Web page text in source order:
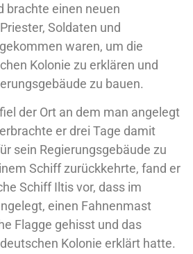
brachte einen neuen
Soldaten und
waren, um die
Kolonie zu erklären und
zu bauen.
der Ort an dem man angelegt
er drei Tage damit
sein Regierungsgebäude zu
Schiff zurückkehrte, fand er
Schiff Iltis vor, dass im
einen Fahnenmast
Flagge gehisst und das
Kolonie erklärt hatte.